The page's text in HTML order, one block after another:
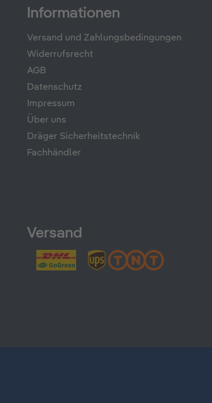
Informationen
Versand und Zahlungsbedingungen
Widerrufsrecht
AGB
Datenschutz
Impressum
Über uns
Dräger Sicherheitstechnik
Fachhändler
Versand